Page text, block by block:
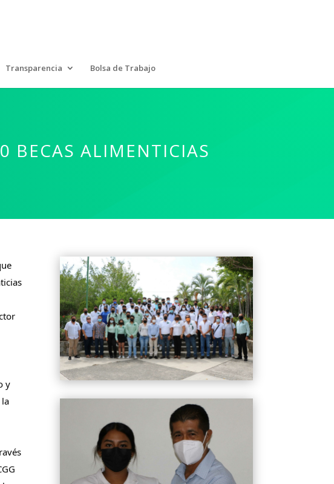
Transparencia Bolsa de Trabajo
BECAS ALIMENTICIAS
y